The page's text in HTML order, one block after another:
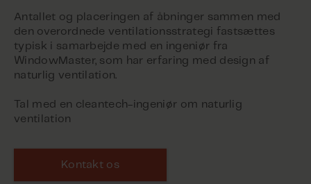
Antallet og placeringen af åbninger sammen med
den overordnede ventilationsstrategi fastsættes
typisk i samarbejde med en ingeniør fra
WindowMaster, som har erfaring med design af
naturlig ventilation.
Tal med en cleantech-ingeniør om naturlig
ventilation
Kontakt os